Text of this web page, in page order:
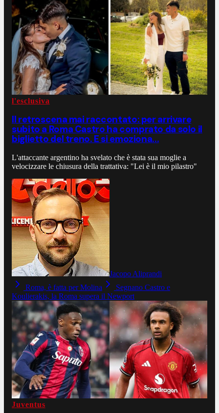
l'esclusiva
Il retroscena mai raccontato: per arrivare
subito a Roma Castro ha comprato da solo il
biglietto del treno. E si emoziona...
L'attaccante argentino ha svelato che è stata sua moglie a
velocizzare le chiusura della trattativa: "Lei è il mio pilastro"
Jacopo Aliprandi
Roma, è fatta per Molina
Segnano Castro e
Koulierakis, la Roma supera il Newport
Juventus